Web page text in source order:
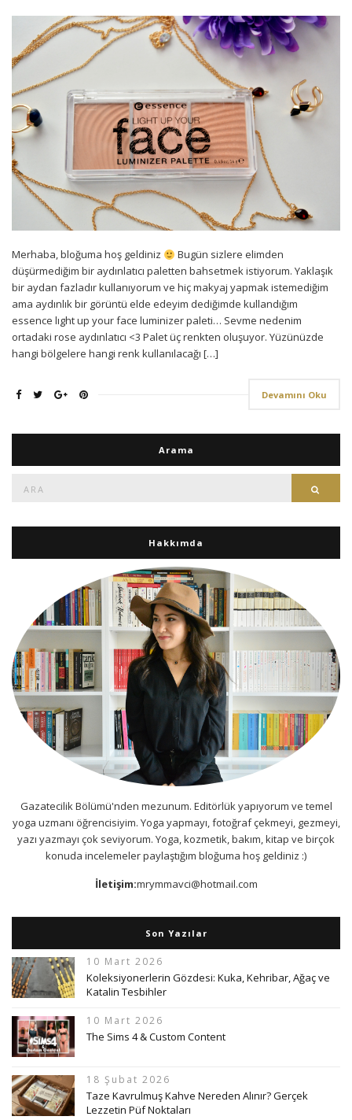
Merhaba, bloğuma hoş geldiniz
Bugün sizlere elimden
düşürmediğim bir aydınlatıcı paletten bahsetmek istiyorum. Yaklaşık
bir aydan fazladır kullanıyorum ve hiç makyaj yapmak istemediğim
ama aydınlık bir görüntü elde edeyim dediğimde kullandığım
essence lıght up your face luminizer paleti… Sevme nedenim
ortadaki rose aydınlatıcı <3 Palet üç renkten oluşuyor. Yüzünüzde
hangi bölgelere hangi renk kullanılacağı […]
Devamını Oku
Arama
Hakkımda
Gazatecilik Bölümü'nden mezunum. Editörlük yapıyorum ve temel
yoga uzmanı öğrencisiyim. Yoga yapmayı, fotoğraf çekmeyi, gezmeyi,
yazı yazmayı çok seviyorum. Yoga, kozmetik, bakım, kitap ve birçok
konuda incelemeler paylaştığım bloğuma hoş geldiniz :)
İletişim:mrymmavci@hotmail.com
Son Yazılar
10 Mart 2026
Koleksiyonerlerin Gözdesi: Kuka, Kehribar, Ağaç ve
Katalin Tesbihler
10 Mart 2026
The Sims 4 & Custom Content
18 Şubat 2026
Taze Kavrulmuş Kahve Nereden Alınır? Gerçek
Lezzetin Püf Noktaları